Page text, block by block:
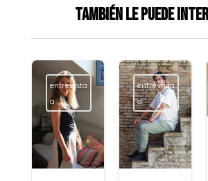
También le puede
entrevista
a
entrevista
a